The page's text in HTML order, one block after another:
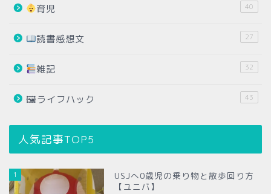
育児 40
読書感想文 27
雑記 32
🖼ライフハック 43
人気記事TOP5
1
USJへ0歳児の乗り物と散歩回り方
【ユニバ】